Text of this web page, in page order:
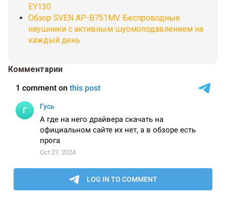
EY130
Обзор SVEN AP-B751MV. Беспроводные
наушники с активным шуомоподавлением на
каждый день
Комментарии